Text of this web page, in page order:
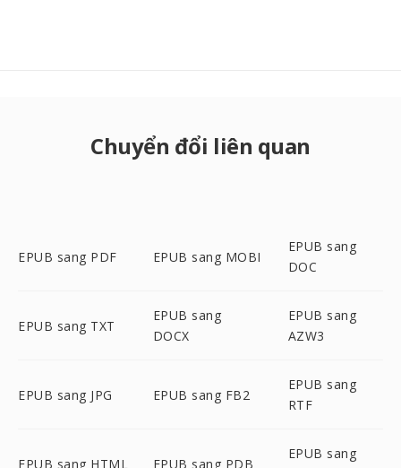
Chuyển đổi liên quan
EPUB sang PDF EPUB sang MOBI
EPUB sang
DOC
EPUB sang TXT
EPUB sang
DOCX
EPUB sang
AZW3
EPUB sang JPG EPUB sang FB2
EPUB sang
RTF
EPUB sang HTML EPUB sang PDB
EPUB sang